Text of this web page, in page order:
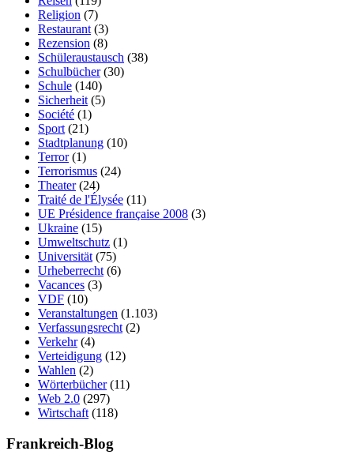
Religion (7)
Restaurant (3)
Rezension (8)
Schüleraustausch (38)
Schulbücher(30)
Schule (140)
Sicherheit (5)
Société (1)
Sport (21)
Stadtplanung (10)
Terror(1)
Terrorismus (24)
Theater(24)
Traité de l'Élysée (11)
UE Présidence française 2008 (3)
Ukraine (15)
Umweltschutz (1)
Universität (75)
Urheberrecht (6)
Vacances (3)
VDF (10)
Veranstaltungen (1.103)
Verfassungsrecht (2)
Verkehr(4)
Verteidigung (12)
Wahlen (2)
Wörterbücher(11)
Web 2.0 (297)
Wirtschaft (118)
Frankreich-Blog